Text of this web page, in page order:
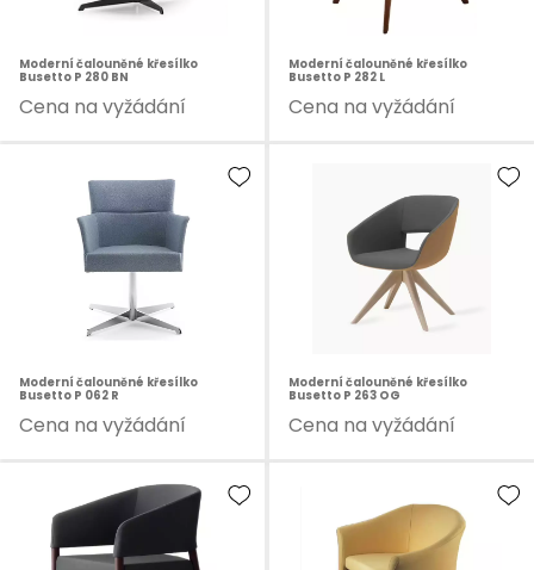
Moderní čalouněné křesílko
Busetto P 280 BN
Cena na vyžádání
Moderní čalouněné křesílko
Busetto P 282 L
Cena na vyžádání
Moderní čalouněné křesílko
Busetto P 062 R
Cena na vyžádání
Moderní čalouněné křesílko
Busetto P 263 OG
Cena na vyžádání